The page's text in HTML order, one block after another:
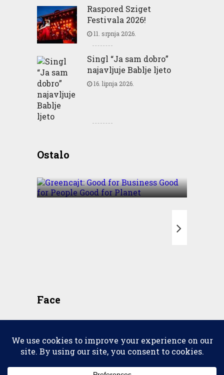
Raspored Sziget
Festivala 2026!
11. srpnja 2026.
Singl “Ja sam dobro”
najavljuje Bablje ljeto
16. lipnja 2026.
OstaloBusiness Good for People
Face